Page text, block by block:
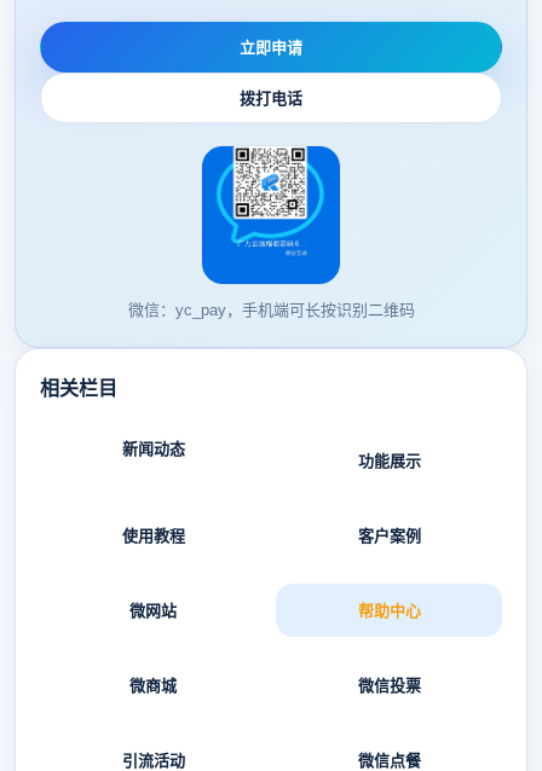
立即申请
拨打电话
微信：yc_pay，手机端可长按识别二维码
相关栏目
新闻动态
功能展示
使用教程 客户案例
微网站 帮助中心
微商城 微信投票
引流活动 微信点餐